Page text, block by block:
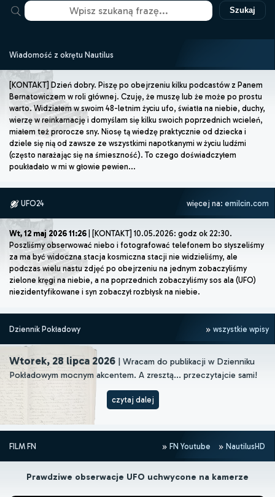
Szukaj
Wiadomość z okrętu Nautilus
[KONTAKT] Dzień dobry. Piszę po obejrzeniu kilku podcastów z Panem
Bernatowiczem w roli głównej. Czuję, że muszę lub że może po prostu
warto. Widziałem w swoim 48-letnim życiu ufo, światła na niebie, duchy,
wierzę w reinkarnację i domyślam się kilku swoich poprzednich wcieleń,
miałem też prorocze sny. Niosę tą wiedzę praktycznie od dziecka i
dziele się nią od zawsze ze wszystkimi napotkanymi w życiu ludźmi
(często narażając się na śmieszność). To czego doświadczyłem
poukładało w mi w głowie pewien...
UFO24 więcej na: emilcin.com
Wt, 12 maj 2026 11:26 | [KONTAKT] 10.05.2026: godz ok 22:30.
Poszliśmy obserwować niebo i fotografować telefonem bo słyszeliśmy
za ma być widoczna stacja kosmiczna stacji nie widzieliśmy, ale
podczas wielu nastu zdjęć po obejrzeniu na jednym zobaczyliśmy
zielone kręgi na niebie, a na poprzednich zobaczyliśmy sos ala (UFO)
niezidentyfikowane i syn zobaczył rozbłysk na niebie.
Dziennik Pokładowy wszystkie wpisy
Wtorek, 28 lipca 2026 | Wracam do publikacji w Dzienniku
Pokładowym mocnym akcentem. A zresztą... przeczytajcie sami!
czytaj dalej
FILM FN FN Youtube NautilusHD
Prawdziwe obserwacje UFO uchwycone na kamerze